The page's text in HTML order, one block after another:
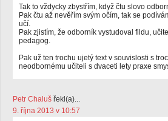
Tak to vždycky zbystřím, když čtu slovo
Pak čtu až nevěřím svým očím, tak se
učí.
Pak zjistím, že odborník vystudoval fildu,
pedagog.
Pak už ten trochu ujetý text v souvislosti s
neodbornému učiteli s dvaceti lety praxe
Petr Chaluš řekl(a)...
9. října 2013 v 10:57